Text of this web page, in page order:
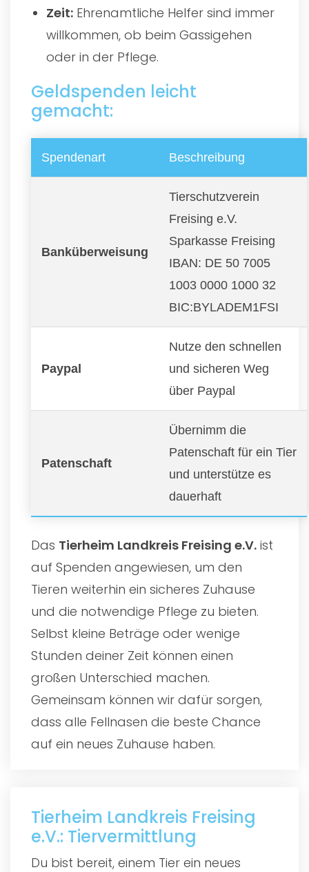
Zeit: Ehrenamtliche Helfer sind immer
willkommen, ob beim Gassigehen
oder in der Pflege.
Geldspenden leicht
gemacht:
Spendenart Beschreibung
Banküberweisung
Tierschutzverein
Freising e.V.
Sparkasse Freising
IBAN: DE 50 7005
1003 0000 1000 32
BIC:BYLADEM1FSI
Paypal
Nutze den schnellen
und sicheren Weg
über Paypal
Patenschaft
Übernimm die
Patenschaft für ein Tier
und unterstütze es
dauerhaft
Das Tierheim Landkreis Freising e.V. ist
auf Spenden angewiesen, um den
Tieren weiterhin ein sicheres Zuhause
und die notwendige Pflege zu bieten.
Selbst kleine Beträge oder wenige
Stunden deiner Zeit können einen
großen Unterschied machen.
Gemeinsam können wir dafür sorgen,
dass alle Fellnasen die beste Chance
auf ein neues Zuhause haben.
Tierheim Landkreis Freising
e.V.: Tiervermittlung
Du bist bereit, einem Tier ein neues